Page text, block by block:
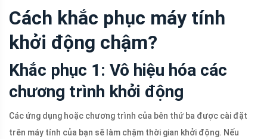
Cách khắc phục máy tính
khởi động chậm?
Khắc phục 1: Vô hiệu hóa các
chương trình khởi động
Các ứng dụng hoặc chương trình của bên thứ ba được cài đặt
trên máy tính của bạn sẽ làm chậm thời gian khởi động. Nếu